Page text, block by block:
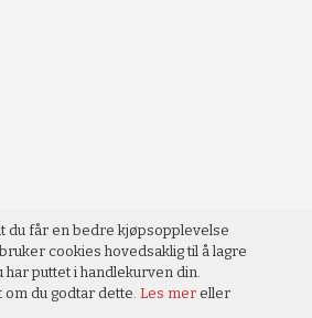
du får en bedre kjøpsopplevelse
cookies hovedsaklig til å lagre
har puttet i handlekurven din.
du godtar dette. Les mer eller